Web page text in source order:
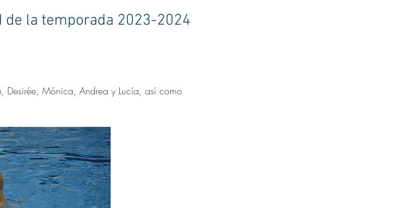
de la temporada 2023-2024
Desirée, Mónica, Andrea y Lucía, así como